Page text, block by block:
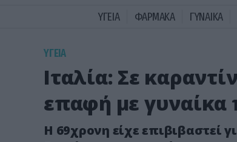
ΥΓΕΙΑ ΦΑΡΜΑΚΑ ΓΥΝΑΙΚΑ
ΥΓΕΙΑ
Ιταλία: Σε
επαφή με γυναίκα
Η 69χρονη είχε επιβιβαστεί